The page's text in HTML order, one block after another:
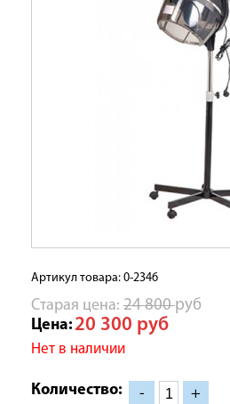
Артикул товара: 0-2346
Cтарая цена: 24 800руб
Цена: 20 300 руб
Нет в наличии
Количество: - +